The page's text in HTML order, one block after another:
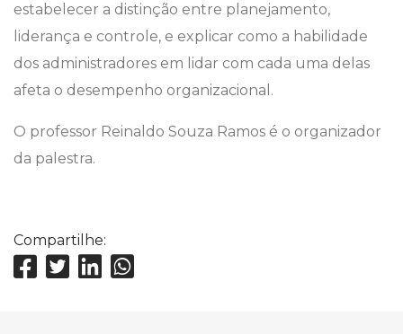
estabelecer a distinção entre planejamento,
liderança e controle, e explicar como a habilidade
dos administradores em lidar com cada uma delas
afeta o desempenho organizacional.
O professor Reinaldo Souza Ramos é o organizador
da palestra.
Compartilhe: